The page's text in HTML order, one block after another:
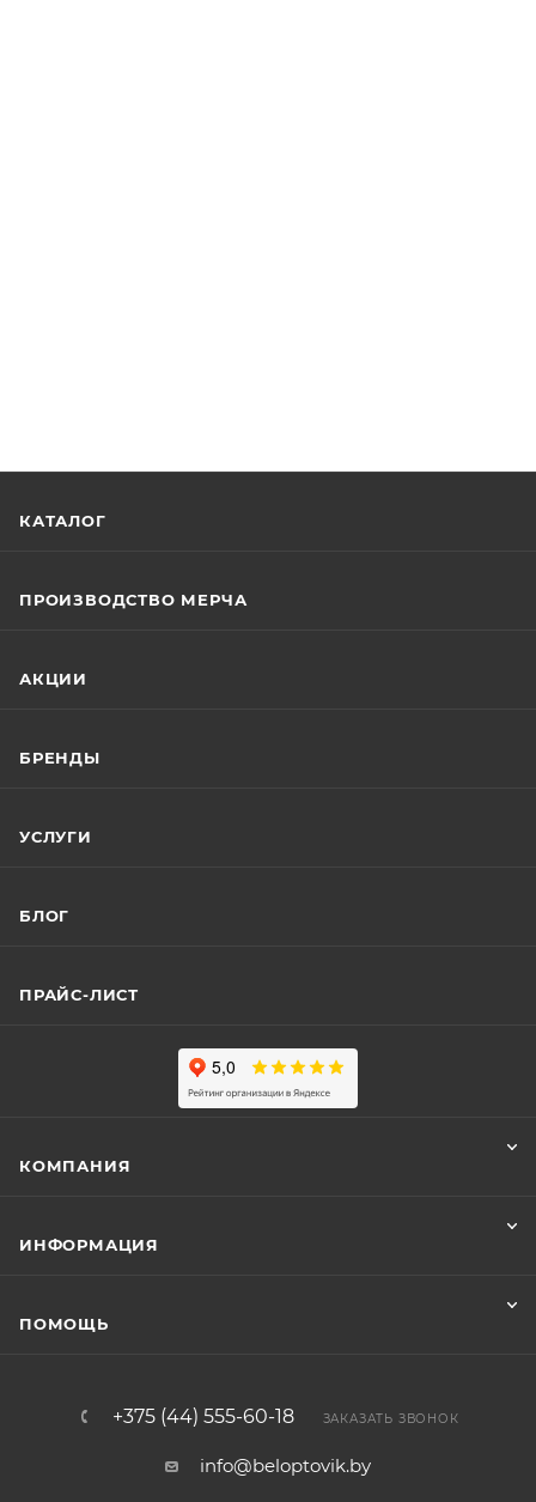
КАТАЛОГ
ПРОИЗВОДСТВО МЕРЧА
АКЦИИ
БРЕНДЫ
УСЛУГИ
БЛОГ
ПРАЙС-ЛИСТ
КОМПАНИЯ
ИНФОРМАЦИЯ
ПОМОЩЬ
+375 (44) 555-60-18 ЗАКАЗАТЬ ЗВОНОК
info@beloptovik.by